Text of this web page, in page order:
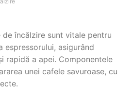
de încălzire sunt vitale pentru
espressorului, asigurând
rapidă a apei. Componentele
unei cafele savuroase, cu